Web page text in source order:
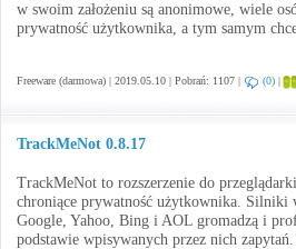
w swoim założeniu są anonimowe, wiele
prywatność użytkownika, a tym samym
Freeware (darmowa) | 2019.05.10 | Pobrań: 1107 | (0) |
TrackMeNot 0.8.17
TrackMeNot to rozszerzenie do
chroniące prywatność użytkownika. Silniki
Google, Yahoo, Bing i AOL gromadzą i
podstawie wpisywanych przez nich